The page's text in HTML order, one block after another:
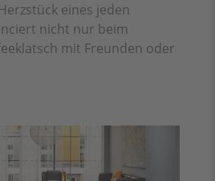
eines jeden
nicht nur beim
mit Freunden oder